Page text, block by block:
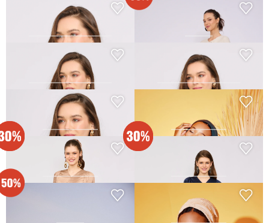
שמלת ציפורה - אבן
130.00
שמלת צמח - כחול-עמוק
₪280.00
שמלת צמח - מוקה
₪280.00
שמלת צמח - מנטה
₪280.00
שמלת קיץ - ורוד
₪290.00
שמלת קיץ - מוקה
₪290.00
שמלת קשת - כחול-נייבי
₪203.00
שמלת קשת - מוקה
290.00₪203.00
שמלת רבקה
₪220.00
שמלת רוגע - בז-בהיר